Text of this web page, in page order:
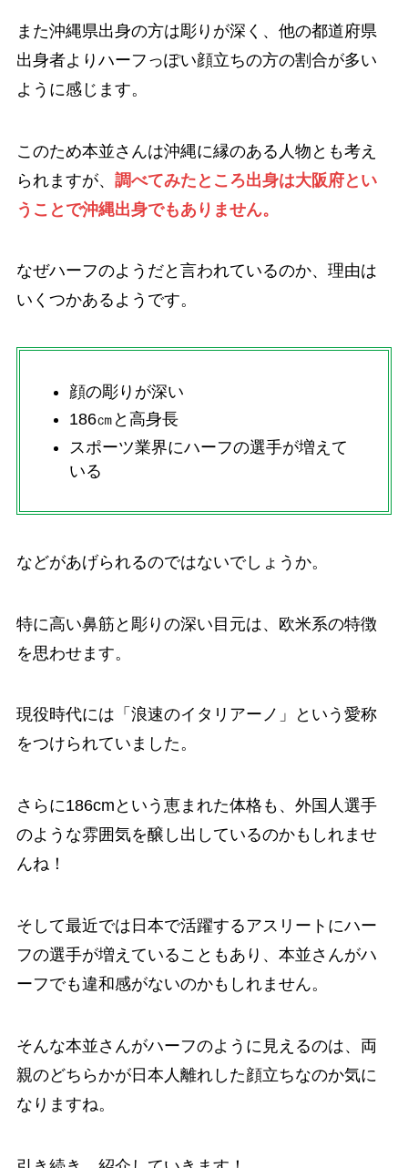
また沖縄県出身の方は彫りが深く、他の都道府県
出身者よりハーフっぽい顔立ちの方の割合が多い
ように感じます。
このため本並さんは沖縄に縁のある人物とも考え
られますが、 調べてみたところ出身は大阪府とい
うことで沖縄出身でもありません。
なぜハーフのようだと言われているのか、理由は
いくつかあるようです。
顔の彫りが深い
186㎝と高身長
スポーツ業界にハーフの選手が増えて
いる
などがあげられるのではないでしょうか。
特に高い鼻筋と彫りの深い目元は、欧米系の特徴
を思わせます。
現役時代には「浪速のイタリアーノ」という愛称
をつけられていました。
さらに186cmという恵まれた体格も、外国人選手
のような雰囲気を醸し出しているのかもしれませ
んね！
そして最近では日本で活躍するアスリートにハー
フの選手が増えていることもあり、本並さんがハ
ーフでも違和感がないのかもしれません。
そんな本並さんがハーフのように見えるのは、両
親のどちらかが日本人離れした顔立ちなのか気に
なりますね。